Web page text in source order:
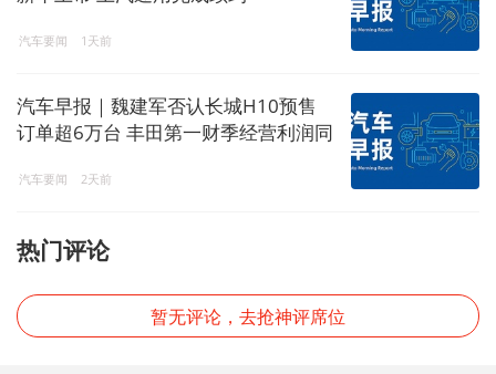
汽车要闻 1天前
汽车早报｜魏建军否认长城H10预售
订单超6万台 丰田第一财季经营利润同
汽车要闻 2天前
热门评论
暂无评论，去抢神评席位